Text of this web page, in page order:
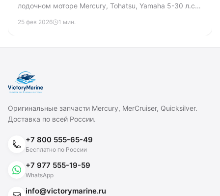
лодочном моторе Mercury, Tohatsu, Yamaha 5-30 л.с.
ремкомплекта, настройка холостого хода — всё по
25 фев 2026 1 мин.
Оригинальные запчасти Mercury, MerCruiser, Quicksilver.
Доставка по всей России.
+7 800 555-65-49
Бесплатно по России
+7 977 555-19-59
WhatsApp
info@victorymarine.ru